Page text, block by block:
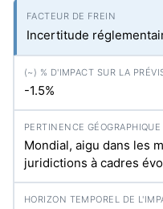
Incertitude
-1.5%
Mondial, aigu dans les
juridictions à cadres